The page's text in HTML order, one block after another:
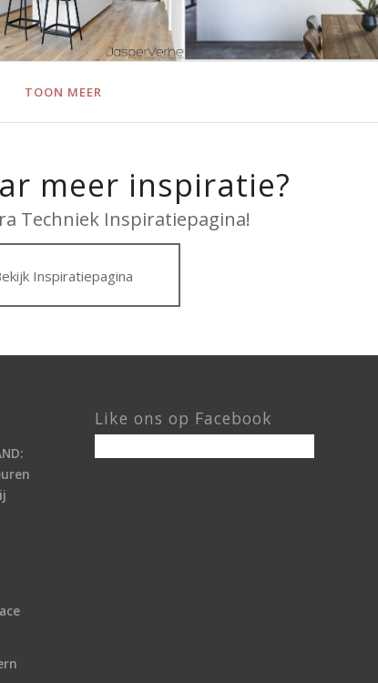
TOON MEER
meer inspiratie?
Techniek Inspiratiepagina!
Inspiratiepagina
Like ons op Facebook